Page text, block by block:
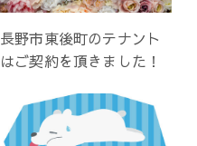
長野市東後町のテナント
はご契約を頂きました！